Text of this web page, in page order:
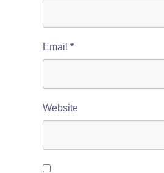
Email *
Website